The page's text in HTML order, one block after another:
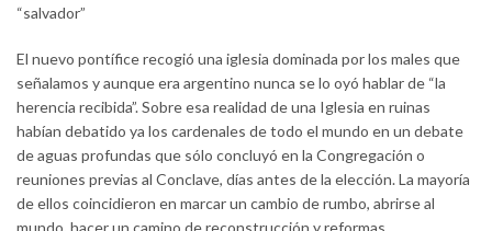
“salvador”
El nuevo pontífice recogió una iglesia dominada por los males que
señalamos y aunque era argentino nunca se lo oyó hablar de “la
herencia recibida”. Sobre esa realidad de una Iglesia en ruinas
habían debatido ya los cardenales de todo el mundo en un debate
de aguas profundas que sólo concluyó en la Congregación o
reuniones previas al Conclave, días antes de la elección. La mayoría
de ellos coincidieron en marcar un cambio de rumbo, abrirse al
mundo, hacer un camino de reconstrucción y reformas